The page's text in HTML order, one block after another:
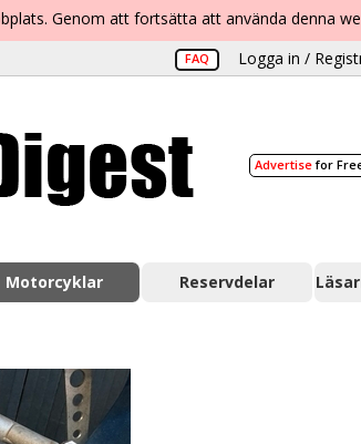
Genom att fortsätta att använda denna
FAQ Logga in /
Advertisefor
Motorcyklar Reservdelar